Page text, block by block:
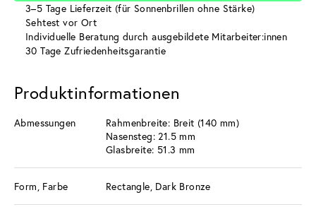
3–5 Tage Lieferzeit (für Sonnenbrillen ohne Stärke)
Sehtest vor Ort
Individuelle Beratung durch ausgebildete Mitarbeiter:innen
30 Tage Zufriedenheitsgarantie
Produktinformationen
Abmessungen
Rahmenbreite: Breit (140 mm)
Nasensteg: 21.5 mm
Glasbreite: 51.3 mm
Form, Farbe Rectangle, Dark Bronze